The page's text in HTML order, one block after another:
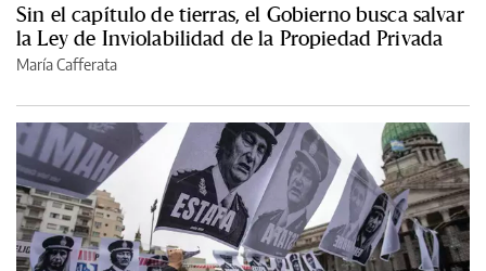
Sin el capítulo de tierras, el Gobierno busca salvar
la Ley de Inviolabilidad de la Propiedad Privada
María Cafferata